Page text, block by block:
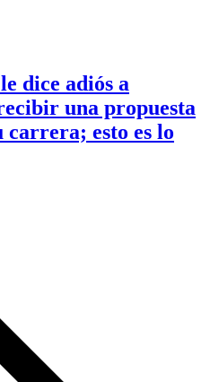
dice adiós a
una propuesta
esto es lo